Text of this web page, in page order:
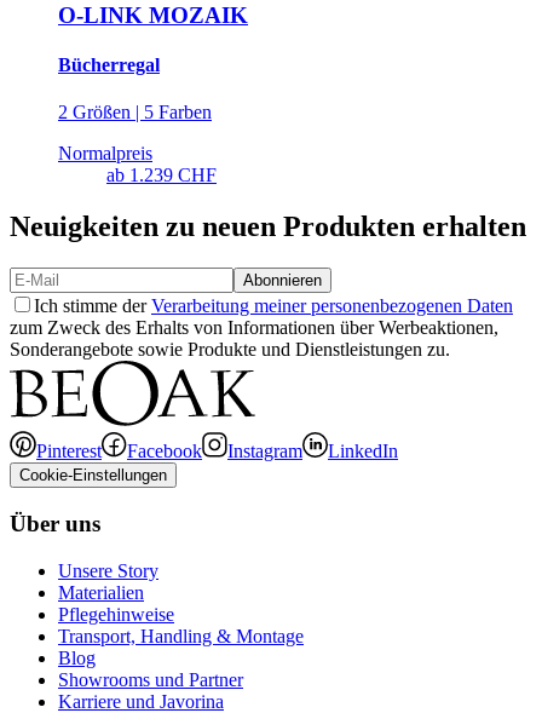
O-LINK MOZAIK
Bücherregal
2 Größen | 5 Farben
Normalpreis
ab 1.239 CHF
Neuigkeiten zu neuen Produkten erhalten
Abonnieren
Ich stimme derVerarbeitung meiner personenbezogenen Daten
zum Zweck des Erhalts von Informationen über Werbeaktionen,
Sonderangebote sowie Produkte und Dienstleistungen zu.
Pinterest Facebook Instagram LinkedIn
Cookie-Einstellungen
Über uns
Unsere Story
Materialien
Pflegehinweise
Transport, Handling & Montage
Blog
Showrooms und Partner
Karriere und Javorina